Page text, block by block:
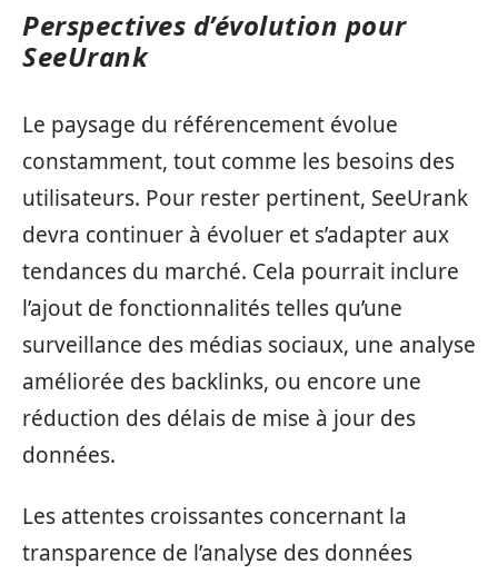
Perspectives d’évolution pour
SeeUrank
Le paysage du référencement évolue
constamment, tout comme les besoins des
utilisateurs. Pour rester pertinent, SeeUrank
devra continuer à évoluer et s’adapter aux
tendances du marché. Cela pourrait inclure
l’ajout de fonctionnalités telles qu’une
surveillance des médias sociaux, une analyse
améliorée des backlinks, ou encore une
réduction des délais de mise à jour des
données.
Les attentes croissantes concernant la
transparence de l’analyse des données